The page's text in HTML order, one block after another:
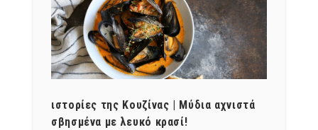
ιστορίες της Κουζίνας | Μύδια αχνιστά
σβησμένα με λευκό κρασί!